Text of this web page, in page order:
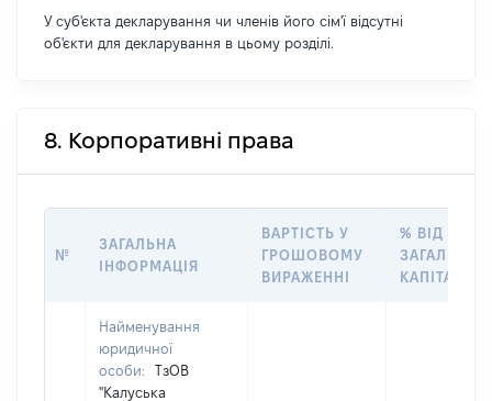
У суб'єкта декларування чи членів його сім'ї відсутні
об'єкти для декларування в цьому розділі.
8. Корпоративні права
№
ЗАГАЛЬНА
ІНФОРМАЦІЯ
ВАРТІСТЬ У
ГРОШОВОМУ
ВИРАЖЕННІ
% ВІД
КАПІТАЛУ
Найменування
юридичної
особи:
ТзОВ
"Калуська